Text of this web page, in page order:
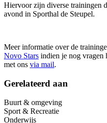
Hiervoor zijn diverse trainingen
avond in Sporthal de Steupel.
Meer informatie over de
Novo Stars indien je nog vragen
met ons via mail.
Gerelateerd aan
Buurt & omgeving
Sport & Recreatie
Onderwijs